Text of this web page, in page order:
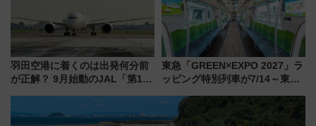
羽田空港に着くのは出発何分前
が正解？ 9月始動のJAL「第1タ
変更点まとめ
東急「GREEN×EXPO 2027」ラ
ッピング特別列車が7/14～東
ー！ 注目の編成やデザインまと
め